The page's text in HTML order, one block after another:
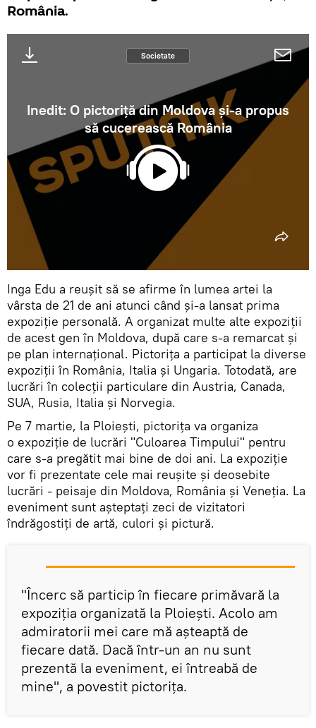
România.
Societate
Inedit: O pictoriță din Moldova și-a propus
să cucerească România
Inga Edu a reușit să se afirme în lumea artei la
vârsta de 21 de ani atunci când și-a lansat prima
expoziție personală. A organizat multe alte expoziții
de acest gen în Moldova, după care s-a remarcat și
pe plan internațional. Pictorița a participat la diverse
expoziții în România, Italia și Ungaria. Totodată, are
lucrări în colecții particulare din Austria, Canada,
SUA, Rusia, Italia și Norvegia.
Pe 7 martie, la Ploiești, pictorița va organiza
o expoziție de lucrări "Culoarea Timpului" pentru
care s-a pregătit mai bine de doi ani. La expoziție
vor fi prezentate cele mai reușite și deosebite
lucrări - peisaje din Moldova, România și Veneția. La
eveniment sunt așteptați zeci de vizitatori
îndrăgostiți de artă, culori și pictură.
"Încerc să particip în fiecare primăvară la
expoziția organizată la Ploiești. Acolo am
admiratorii mei care mă așteaptă de
fiecare dată. Dacă într-un an nu sunt
prezentă la eveniment, ei întreabă de
mine", a povestit pictorița.